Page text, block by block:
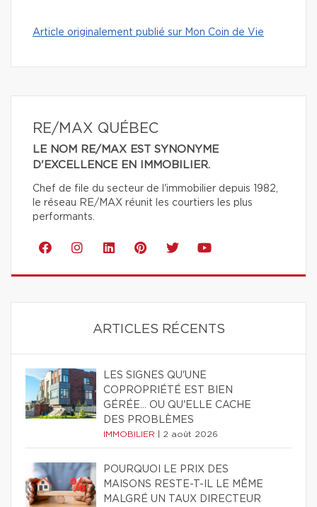
Article originalement publié sur Mon Coin de Vie
RE/MAX QUÉBEC
LE NOM RE/MAX EST SYNONYME
D'EXCELLENCE EN IMMOBILIER.
Chef de file du secteur de l'immobilier depuis 1982,
le réseau RE/MAX réunit les courtiers les plus
performants.
ARTICLES RÉCENTS
LES SIGNES QU'UNE
COPROPRIÉTÉ EST BIEN
GÉRÉE… OU QU'ELLE CACHE
DES PROBLÈMES
IMMOBILIER 2 août 2026
POURQUOI LE PRIX DES
MAISONS RESTE-T-IL LE MÊME
MALGRÉ UN TAUX DIRECTEUR